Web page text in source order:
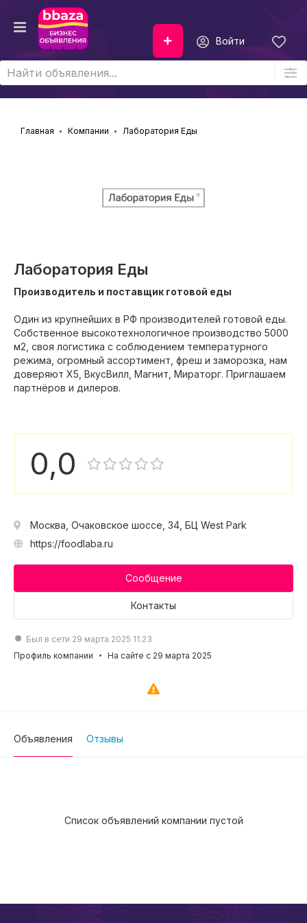
Войти
Главная Компании Лаборатория Еды
Лаборатория Еды
Производитель и поставщик готовой еды
Один из крупнейших в РФ производителей готовой еды.
Собственное высокотехнологичное производство 5000
м2, своя логистика с соблюдением температурного
режима, огромный ассортимент, фреш и заморозка, нам
доверяют X5, ВкусВилл, Магнит, Мираторг. Приглашаем
партнёров и дилеров.
0,0
Москва, Очаковское шоссе, 34, БЦ West Park
https://foodlaba.ru
Сообщение
Контакты
Был в сети 29 марта 2025 11:23
Профиль компании
На сайте с 29 марта 2025
Объявления Отзывы
Список объявлений компании пустой